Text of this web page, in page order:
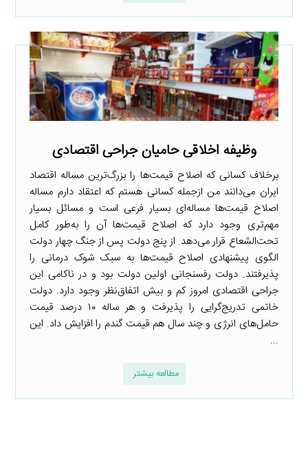
وظیفه اخلاقی حامیان جراحی اقتصادی
برخلاف کسانی که اصلاح قیمت‌ها را بزرگ‌ترین مساله اقتصاد
ایران می‌دانند من ازجمله کسانی هستم که اعتقاد دارم مساله
اصلاح قیمت‌ها مساله‌ای بسیار فرعی است و مسائل بسیار
مهم‌تری وجود دارد که اصلاح قیمت‌ها آن را به‌طور کامل
تحت‌الشعاع قرار می‌دهد. از پنج دولت پس از جنگ چهار دولت
الگوی پیشنهادی اصلاح قیمت‌ها به سبک شوک درمانی را
پذیرفتند. دولت رفسنجانی اولین دولت بود و در ناکامی این
جراحی اقتصادی امروز کم و بیش اتفاق‌نظر وجود دارد. دولت
خاتمی تدریج‌گرایی را پذیرفت و هر ساله ۱۰ درصد قیمت
حامل‌های انرژی و چند سال هم قیمت گندم را افزایش داد. این
...
مطالعه بیشتر